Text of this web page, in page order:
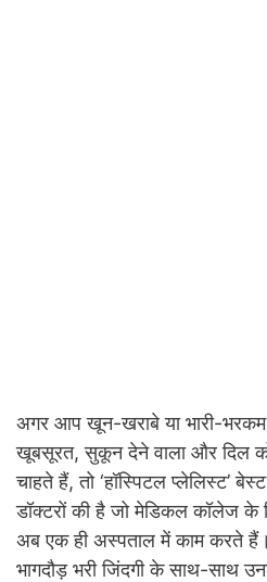
अगर आप खून-खराबे या भारी-
खूबसूरत, सुकून देने वाला और दिल
चाहते हैं, तो ‘हॉस्पिटल प्लेलिस्ट’
डॉक्टरों की है जो मेडिकल कॉलेज के
अब एक ही अस्पताल में काम करते
भागदौड़ भरी जिंदगी के साथ-साथ